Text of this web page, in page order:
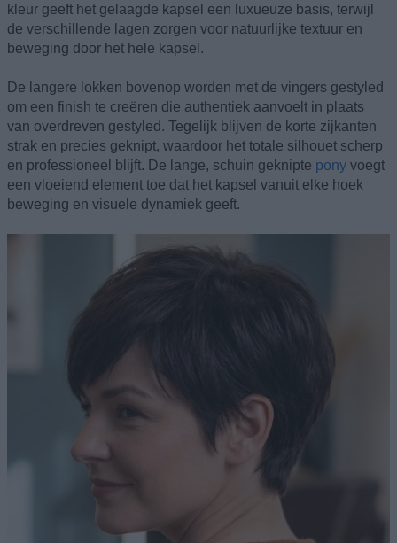
kleur geeft het gelaagde kapsel een luxueuze basis, terwijl
de verschillende lagen zorgen voor natuurlijke textuur en
beweging door het hele kapsel.
De langere lokken bovenop worden met de vingers gestyled
om een finish te creëren die authentiek aanvoelt in plaats
van overdreven gestyled. Tegelijk blijven de korte zijkanten
strak en precies geknipt, waardoor het totale silhouet scherp
en professioneel blijft. De lange, schuin geknipte pony voegt
een vloeiend element toe dat het kapsel vanuit elke hoek
beweging en visuele dynamiek geeft.